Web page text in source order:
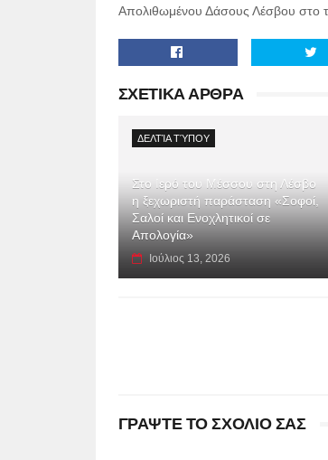
Απολιθωμένου Δάσους Λέσβου στο
ΣΧΕΤΙΚΑ ΑΡΘΡΑ
ΔΕΛΤΊΑ ΤΎΠΟΥ
Στο Ιερό του Μέσσου στη Λέσβο
η ξεχωριστή παράσταση «Σοφοί,
Σαλοί και Ενοχλητικοί σε
Απολογία»
Ιούλιος 13, 2026
ΓΡΑΨΤΕ ΤΟ ΣΧΟΛΙΟ ΣΑΣ